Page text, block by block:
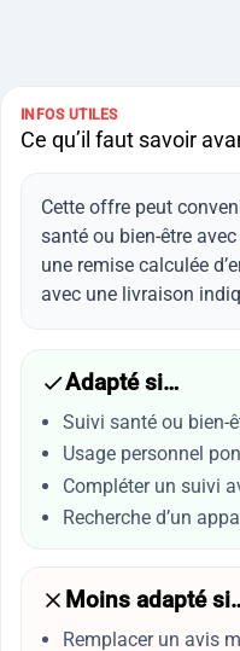
INFOS UTILES
Ce qu’il faut savoir
Cette offre peut
santé ou bien-être
une remise calculée
avec une livraison
Adapté si…
Suivi santé ou bien-
Usage personnel
Compléter un suivi
Recherche d’un
Moins adapté
Remplacer un avis